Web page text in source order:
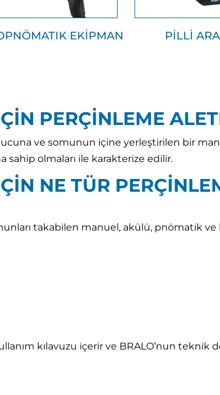
EKİPMAN PİLLİ
PERÇİNLEME
ve somunun içine yerleştirilen bir
sahip olmaları ile karakterize edilir.
NE TÜR
takabilen manuel, akülü, pnömatik
kılavuzu içerir ve BRALO’nun teknik